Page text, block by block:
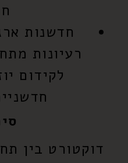
חדשנות
רעיונות
לקידום
דוקטורט בין